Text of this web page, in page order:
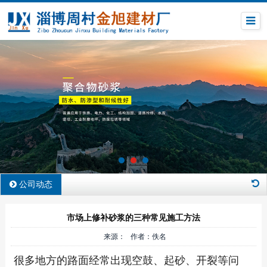
公司动态
市场上修补砂浆的三种常见施工方法
来源： 作者：佚名
很多地方的路面经常出现空鼓、起砂、开裂等问